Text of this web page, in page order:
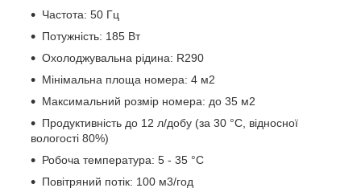
Частота: 50 Гц
Потужність: 185 Вт
Охолоджувальна рідина: R290
Мінімальна площа номера: 4 м2
Максимальний розмір номера: до 35 м2
Продуктивність до 12 л/добу (за 30 °C, відносної
вологості 80%)
Робоча температура: 5 - 35 °C
Повітряний потік: 100 м3/год